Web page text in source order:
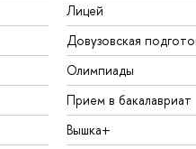
Лицей
Довузовская
Олимпиады
Прием в бакалавриат
Вышка+